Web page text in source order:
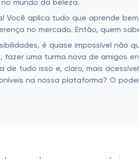
mundo da beleza.
Você aplica tudo que aprende
no mercado. Então, quem
é quase impossível não
fazer uma turma nova de amigos
de tudo isso e, claro, mais
na nossa plataforma? O